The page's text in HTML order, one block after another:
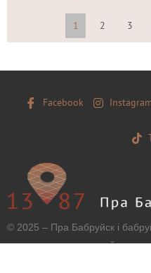
1 2 3
Facebook
© 2025 – Пра Бабруйск і
матэрыял з нашага сайту,